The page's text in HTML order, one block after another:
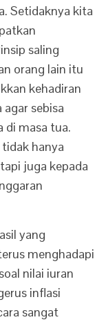
Setidaknya kita
saling
orang lain itu
kehadiran
sebisa
di masa tua.
hanya
juga kepada
yang
menghadapi
nilai iuran
inflasi
sangat